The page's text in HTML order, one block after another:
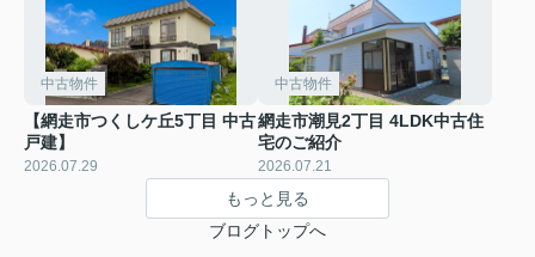
中古物件
【網走市つくしケ丘5丁目 中古
戸建】
2026.07.29
中古物件
網走市潮見2丁目 4LDK中古住
宅のご紹介
2026.07.21
もっと見る
ブログトップへ